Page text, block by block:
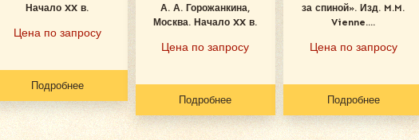
Начало XX в.
Цена по запросу
Подробнее
А. А. Горожанкина,
Москва. Начало XX в.
Цена по запросу
Подробнее
за спиной». Изд. M.M.
Vienne....
Цена по запросу
Подробнее